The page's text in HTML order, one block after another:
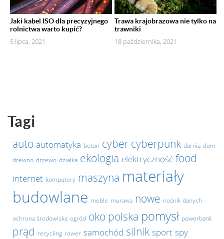
Jaki kabel ISO dla precyzyjnego
rolnictwa warto kupić?
5 lipca, 2021
Trawa krajobrazowa nie tylko na
trawniki
18 października, 2021
Tagi
auto automatyka beton cyber cyberpunk darnia dom
drewno drzewo działka ekologia elektryczność food
internet komputery maszyna materiały
budowlane meble murawa nowe nośnik danych
ochrona środowiska ogród oko polska pomysł powerbank
prąd recycling rower samochód silnik sport spy